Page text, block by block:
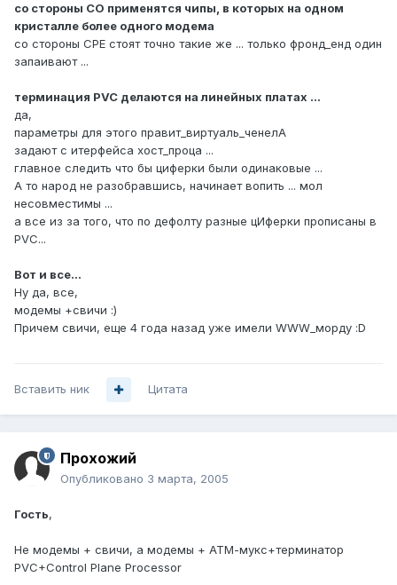
со стороны СО применятся чипы, в которых на одном
кристалле более одного модема
со стороны CPE стоят точно такие же ... только фронд_енд один
запаивают ...
терминация PVC делаются на линейных платах ...
да,
параметры для этого правит_виртуаль_ченелА
задают с итерфейса хост_проца ...
главное следить что бы циферки были одинаковые ...
А то народ не разобравшись, начинает вопить ... мол
несовместимы ...
а все из за того, что по дефолту разные цИферки прописаны в
PVC...
Вот и все...
Ну да, все,
модемы +свичи :)
Причем свичи, еще 4 года назад уже имели WWW_морду :D
Вставить ник Цитата
Прохожий
Опубликовано 3 марта, 2005
Гость,
Не модемы + свичи, а модемы + АТМ-мукс+терминатор
PVC+Control Plane Processor